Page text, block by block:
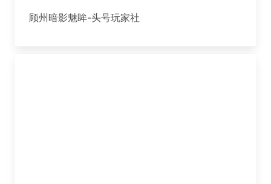
顾州暗影魅眸-头号玩家社